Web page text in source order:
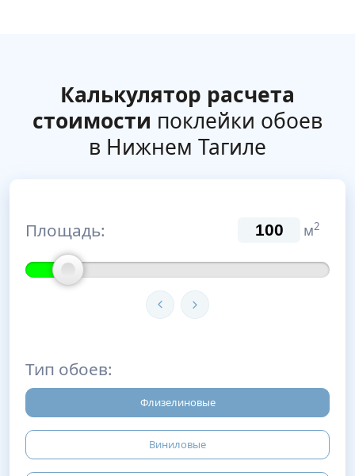
Калькулятор расчета
стоимости поклейки обоев
в Нижнем Тагиле
Площадь: м2
Тип обоев:
Флизелиновые
Виниловые